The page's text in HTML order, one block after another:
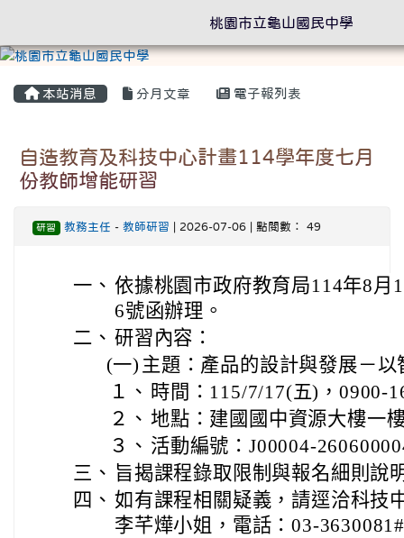
本站消息 分月文章 電子報列表
自造教育及科技中心計畫114學年度七月
份教師增能研習
研習 教務主任 - 教師研習 | 2026-07-06 | 點閱數： 49
一、 依據桃園市政府教育局114年8月
6號函辦理。
二、 研習內容：
(一) 主題：產品的設計與發展－
１、 時間：115/7/17(五)，0900-
２、 地點：建國國中資源大樓一
３、 活動編號：J00004-
三、 旨揭課程錄取限制與報名細則說
四、 如有課程相關疑義，請逕洽科技
李芊燁小姐，電話：03-
桃園市立龜山國民中學